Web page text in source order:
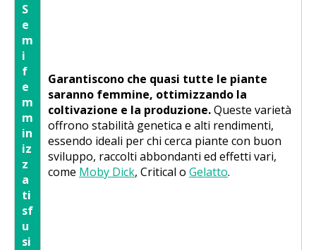
S
e
m
i
f
e
m
m
in
iz
z
a
ti
sf
u
si
Garantiscono che quasi tutte le piante
saranno femmine, ottimizzando la
coltivazione e la produzione.Queste varietà
offrono stabilità genetica e alti rendimenti,
essendo ideali per chi cerca piante con buon
sviluppo, raccolti abbondanti ed effetti vari,
come Moby Dick, Critical o Gelatto.